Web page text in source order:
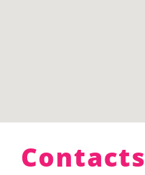
Contacts